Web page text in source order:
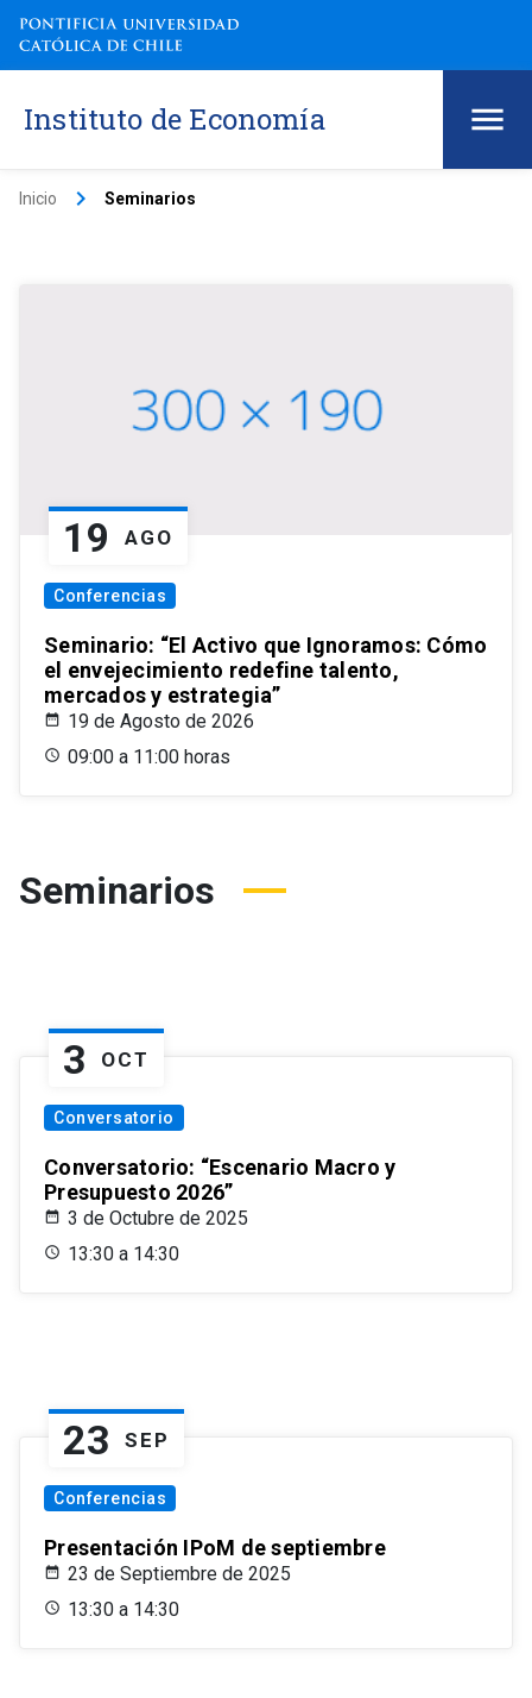
Instituto de Economía
Inicio keyboard_arrow_right Seminarios
19 AGO
Conferencias
Seminario: “El Activo que Ignoramos: Cómo
el envejecimiento redefine talento,
mercados y estrategia”
19 de Agosto de 2026
09:00 a 11:00 horas
Seminarios
3 OCT
Conversatorio
Conversatorio: “Escenario Macro y
Presupuesto 2026”
3 de Octubre de 2025
13:30 a 14:30
23 SEP
Conferencias
Presentación IPoM de septiembre
23 de Septiembre de 2025
13:30 a 14:30